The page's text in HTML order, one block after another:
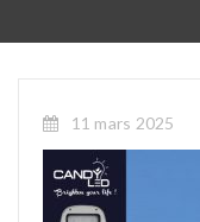
11 mars 2025